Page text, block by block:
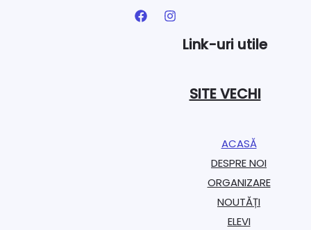
Link-uri utile
SITE VECHI
ACASĂ
DESPRE NOI
ORGANIZARE​
NOUTĂȚI
ELEVI